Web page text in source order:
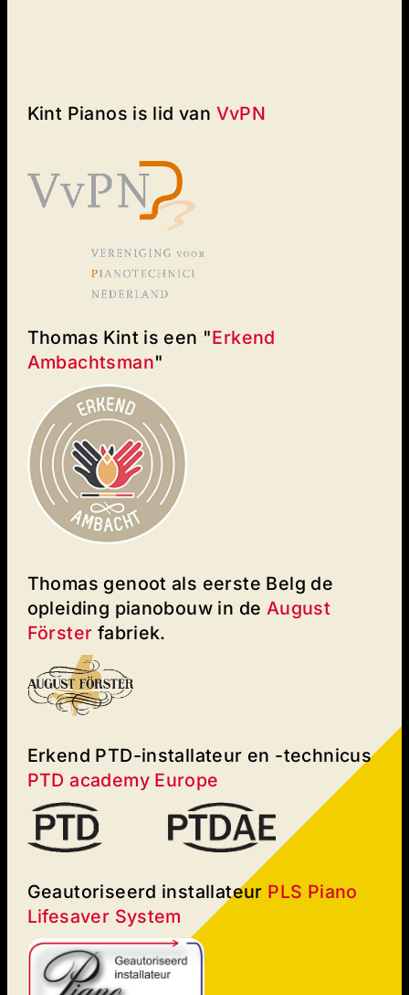
Kint Pianos is lid van VvPN
Thomas Kint is een "Erkend
Ambachtsman"
Thomas genoot als eerste Belg de
opleiding pianobouw in de August
Förster fabriek.
Erkend PTD-installateur en -technicus
PTD academy Europe
Geautoriseerd installateur PLS Piano
Lifesaver System